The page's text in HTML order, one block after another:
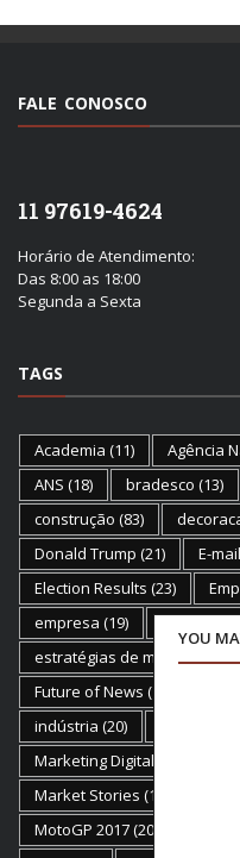
YOU
FALE CONOSCO
11 97619-4624
Horário de Atendimento:
Das 8:00 as 18:00
Segunda a Sexta
TAGS
Academia (11) Agência
ANS (18) bradesco (13)
construção (83)
Donald Trump (21) E-
Election Results (23)
empresa (19) empresas
estratégias de marketing
Future of News (19)
indústria (20)
Marketing Digital
Market Stories (15)
MotoGP 2017(20)